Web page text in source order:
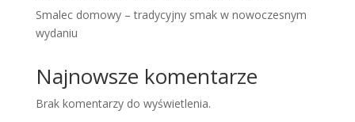
Smalec domowy – tradycyjny smak w nowoczesnym
wydaniu
Najnowsze komentarze
Brak komentarzy do wyświetlenia.